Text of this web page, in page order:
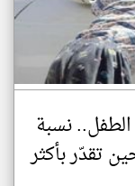
نسبة
تقدّر بأكثر